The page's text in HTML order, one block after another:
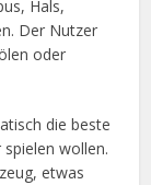
Hals,
Der Nutzer
oder
die beste
wollen.
etwas